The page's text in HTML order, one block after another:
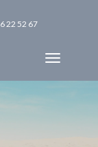
22 52 67
Toggle